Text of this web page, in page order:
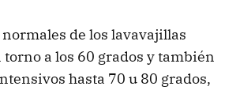
de los lavavajillas
torno a los 60 grados y también
hasta 70 u 80 grados,